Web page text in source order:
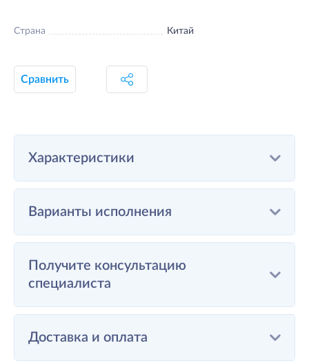
Страна Китай
Сравнить
Характеристики
Варианты исполнения
Получите консультацию
специалиста
Доставка и оплата